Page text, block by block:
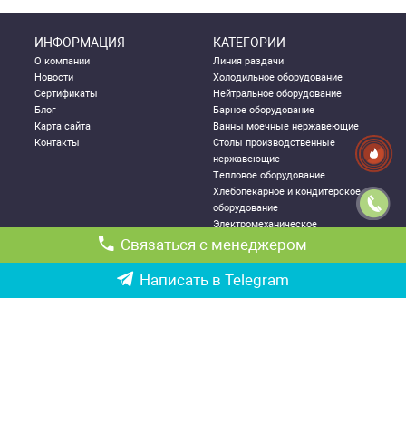
ИНФОРМАЦИЯ
О компании
Новости
Сертификаты
Блог
Карта сайта
Контакты
КАТЕГОРИИ
Линия раздачи
Холодильное оборудование
Нейтральное оборудование
Барное оборудование
Ванны моечные нержавеющие
Столы производственные
нержавеющие
Тепловое оборудование
Хлебопекарное и кондитерское
оборудование
Электромеханическое
оборудование
Посудомоечное оборудование
Стеллажи металлические
Связаться с менеджером
Написать в Telegram